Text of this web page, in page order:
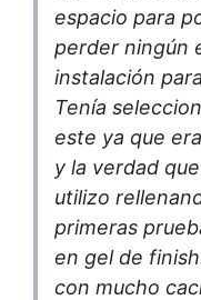
espacio para
perder ningún
instalación
Tenía
este ya que
y la verdad
utilizo
primeras
en gel de
con mucho